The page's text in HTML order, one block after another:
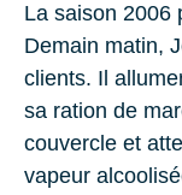
La saison 2006
Demain matin,
clients. Il
sa ration de
couvercle et
vapeur